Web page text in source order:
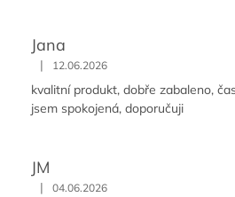
Jana
| 12.06.2026
kvalitní produkt, dobře zabaleno,
jsem spokojená, doporučuji
JM
| 04.06.2026